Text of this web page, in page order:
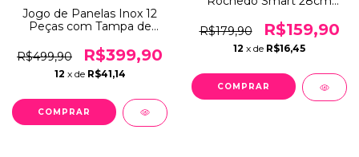
Jogo de Panelas Inox 12
Peças com Tampa de
R$499,90
R$399,90
12 x de R$41,14
R$179,90
R$159,90
12 x de R$16,45